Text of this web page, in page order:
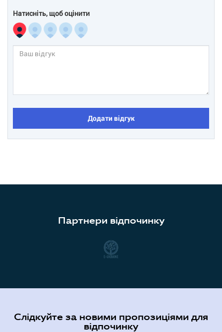
Натисніть, щоб оцінити
Додати відгук
Партнери відпочинку
Слідкуйте за новими пропозиціями для
відпочинку